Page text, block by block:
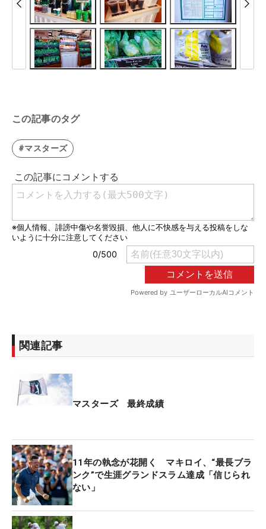
この記事のタグ
#マスターズ
関連記事
マスターズ 最終成績
11年の執念が花開く マキロイ、“最長ブラ
ンク”で生涯グランドスラム達成「信じられ
ない」